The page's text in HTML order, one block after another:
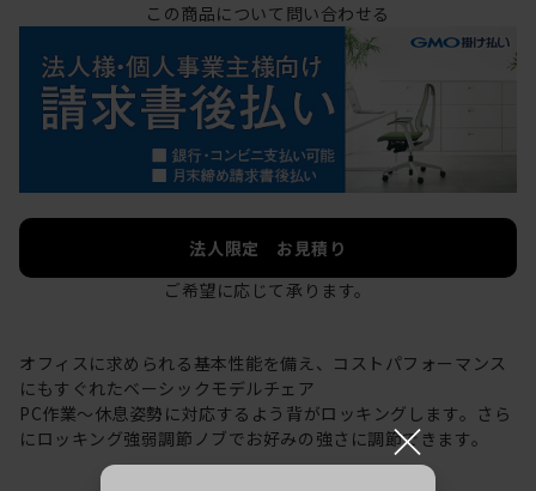
この商品について問い合わせる
法人限定 お見積り
ご希望に応じて承ります。
オフィスに求められる基本性能を備え、コストパフォーマンス
にもすぐれたベーシックモデルチェア
PC作業～休息姿勢に対応するよう背がロッキングします。さら
にロッキング強弱調節ノブでお好みの強さに調節できます。
×